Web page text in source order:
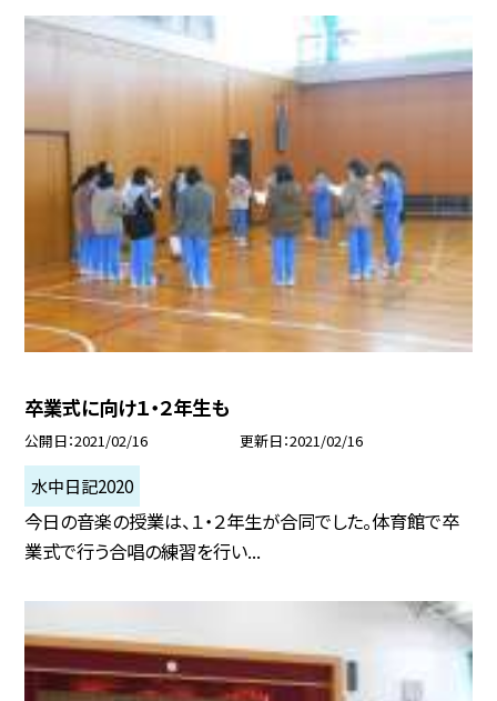
卒業式に向け１・２年生も
公開日 2021/02/16 更新日 2021/02/16
水中日記2020
今日の音楽の授業は、１・２年生が合同でした。体育館で卒
業式で行う合唱の練習を行い...